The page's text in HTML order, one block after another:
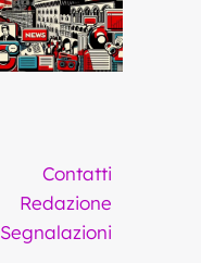
Contatti
Redazione
Segnalazioni